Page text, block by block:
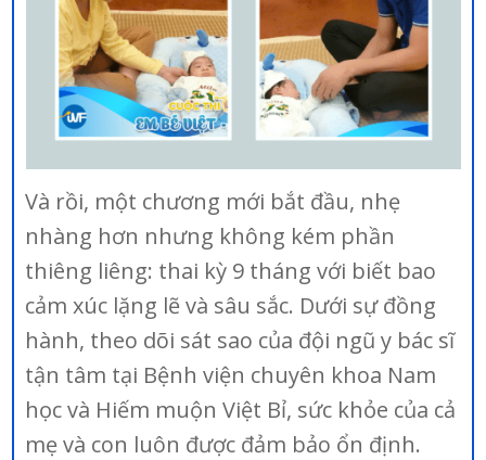
Và rồi, một chương mới bắt đầu, nhẹ
nhàng hơn nhưng không kém phần
thiêng liêng: thai kỳ 9 tháng với biết bao
cảm xúc lặng lẽ và sâu sắc. Dưới sự đồng
hành, theo dõi sát sao của đội ngũ y bác sĩ
tận tâm tại Bệnh viện chuyên khoa Nam
học và Hiếm muộn Việt Bỉ, sức khỏe của cả
mẹ và con luôn được đảm bảo ổn định.